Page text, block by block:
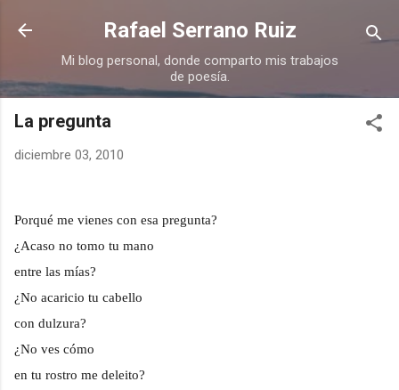
Ir al contenido principal
Rafael Serrano Ruiz
Mi blog personal, donde comparto mis trabajos
de poesía.
La pregunta
diciembre 03, 2010
Porqué me vienes con esa pregunta?
¿Acaso no tomo tu mano
entre las mías?
¿No acaricio tu cabello
con dulzura?
¿No ves cómo
en tu rostro me deleito?